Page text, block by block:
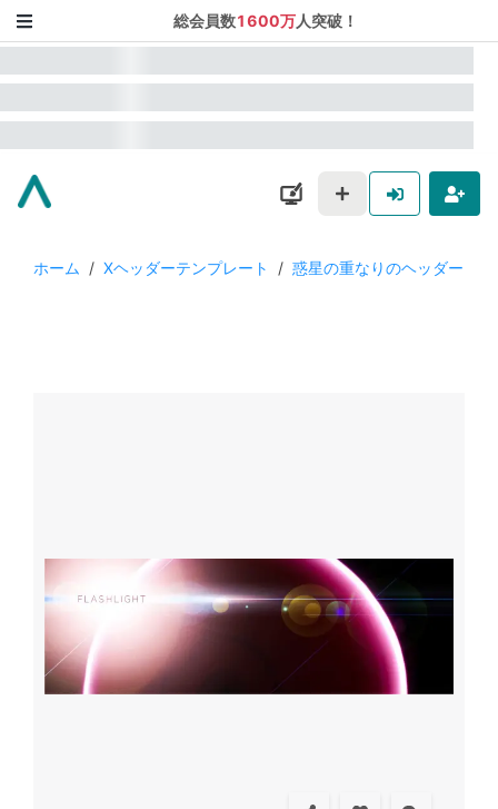
総会員数1600万人突破！
ホーム / Xヘッダーテンプレート / 惑星の重なりのヘッダー